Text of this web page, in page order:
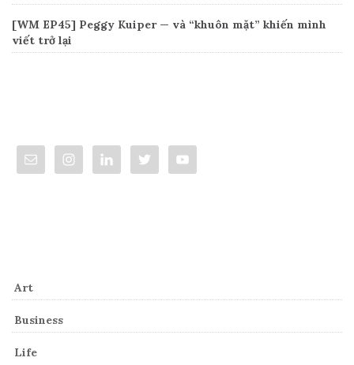
[WM EP45] Peggy Kuiper — và “khuôn mặt” khiến mình
viết trở lại
Art
Business
Life